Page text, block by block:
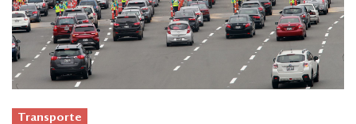
Transporte